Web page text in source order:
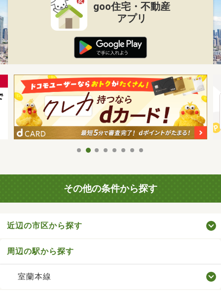
goo住宅・不動産
アプリ
その他の条件から探す
近辺の市区から探す
周辺の駅から探す
室蘭本線